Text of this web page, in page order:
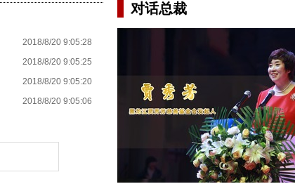
2018/8/20 9:05:28
2018/8/20 9:05:25
2018/8/20 9:05:20
2018/8/20 9:05:06
对话总裁